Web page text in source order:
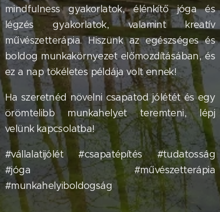
mindfulness gyakorlatok, élénkítő jóga és
légzés gyakorlatok, valamint kreatív
művészetterápia. Hiszünk az egészséges és
boldog munkakörnyezet előmozdításában, és
ez a nap tökéletes példája volt ennek!
Ha szeretnéd növelni csapatod jólétét és egy
örömtelibb munkahelyet teremteni, lépj
velünk kapcsolatba!
#vállalatijólét #csapatépítés #tudatosság
#jóga #művészetterápia
#munkahelyiboldogság